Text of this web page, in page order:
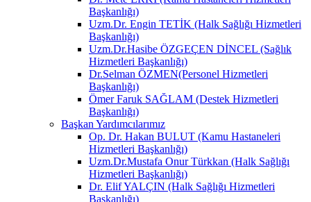
Başkanlığı)
Uzm.Dr. Engin TETİK (Halk Sağlığı Hizmetleri
Başkanlığı)
Uzm.Dr.Hasibe ÖZGEÇEN DİNCEL (Sağlık
Hizmetleri Başkanlığı)
Dr.Selman ÖZMEN(Personel Hizmetleri
Başkanlığı)
Ömer Faruk SAĞLAM (Destek Hizmetleri
Başkanlığı)
Başkan Yardımcılarımız
Op. Dr. Hakan BULUT (Kamu Hastaneleri
Hizmetleri Başkanlığı)
Uzm.Dr.Mustafa Onur Türkkan (Halk Sağlığı
Hizmetleri Başkanlığı)
Dr. Elif YALÇIN (Halk Sağlığı Hizmetleri
Başkanlığı)